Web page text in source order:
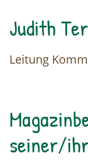
Judith
Leitung
seiner/